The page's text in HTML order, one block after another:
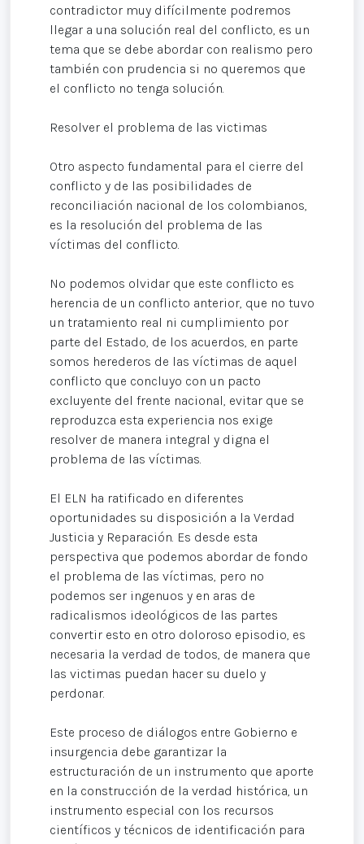
contradictor muy difícilmente podremos
llegar a una solución real del conflicto, es un
tema que se debe abordar con realismo pero
también con prudencia si no queremos que
el conflicto no tenga solución.
Resolver el problema de las victimas
Otro aspecto fundamental para el cierre del
conflicto y de las posibilidades de
reconciliación nacional de los colombianos,
es la resolución del problema de las
víctimas del conflicto.
No podemos olvidar que este conflicto es
herencia de un conflicto anterior, que no tuvo
un tratamiento real ni cumplimiento por
parte del Estado, de los acuerdos, en parte
somos herederos de las víctimas de aquel
conflicto que concluyo con un pacto
excluyente del frente nacional, evitar que se
reproduzca esta experiencia nos exige
resolver de manera integral y digna el
problema de las víctimas.
El ELN ha ratificado en diferentes
oportunidades su disposición a la Verdad
Justicia y Reparación. Es desde esta
perspectiva que podemos abordar de fondo
el problema de las víctimas, pero no
podemos ser ingenuos y en aras de
radicalismos ideológicos de las partes
convertir esto en otro doloroso episodio, es
necesaria la verdad de todos, de manera que
las victimas puedan hacer su duelo y
perdonar.
Este proceso de diálogos entre Gobierno e
insurgencia debe garantizar la
estructuración de un instrumento que aporte
en la construcción de la verdad histórica, un
instrumento especial con los recursos
científicos y técnicos de identificación para